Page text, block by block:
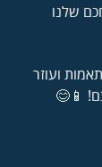
שלנו
ועוזר
📱😊